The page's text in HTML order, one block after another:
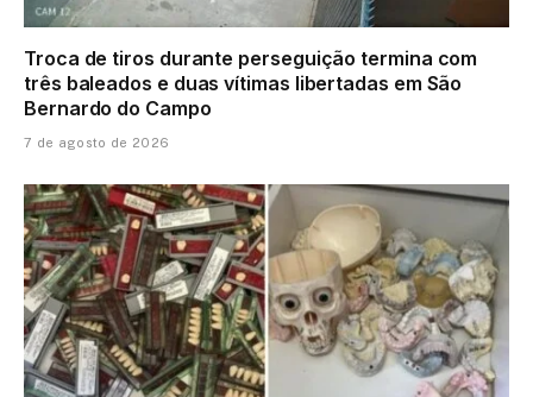
Troca de tiros durante perseguição termina com
três baleados e duas vítimas libertadas em São
Bernardo do Campo
7 de agosto de 2026